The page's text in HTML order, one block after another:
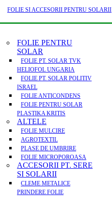
FOLIE SI ACCESORII PENTRU SOLARII
FOLIE PENTRU
SOLAR
FOLIE PT. SOLAR TVK
HELIOFOL UNGARIA
FOLIE PT. SOLAR POLITIV
ISRAEL
FOLIE ANTICONDENS
FOLIE PENTRU SOLAR
PLASTIKA KRITIS
ALTELE
FOLIE MULCIRE
AGROTEXTIL
PLASE DE UMBRIRE
FOLIE MICROPOROASA
ACCESORII PT. SERE
SI SOLARII
CLEME METALICE
PRINDERE FOLIE